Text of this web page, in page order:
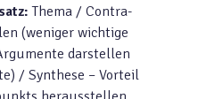
Thema / Contra-
(weniger wichtige
darstellen
/ Synthese – Vorteil